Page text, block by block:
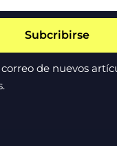
de nuevos
Subcribirse